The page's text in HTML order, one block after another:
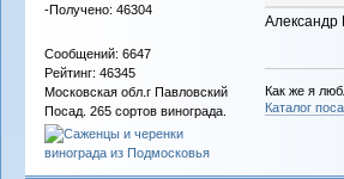
-Получено: 46304
Сообщений: 6647
Рейтинг: 46345
Московская обл.г Павловский
Посад. 265 сортов винограда.
Как же я
Каталог